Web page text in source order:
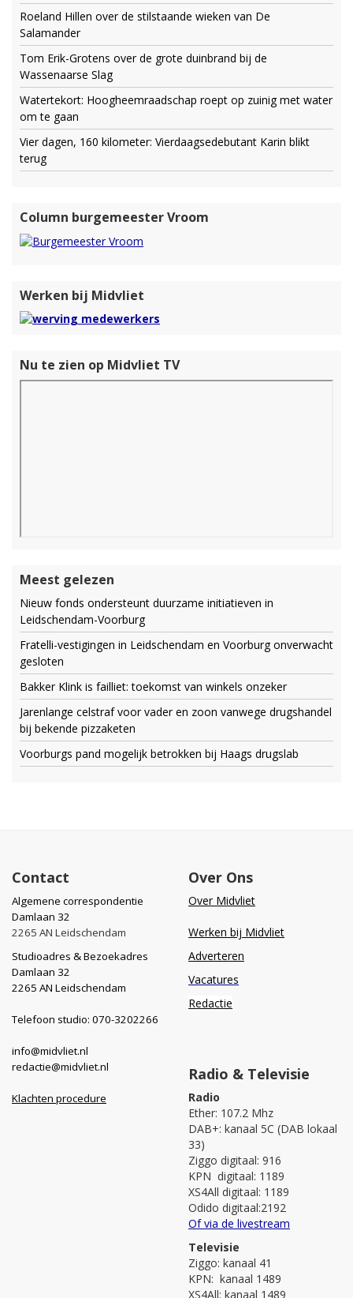
Roeland Hillen over de stilstaande wieken van De
Salamander
Tom Erik-Grotens over de grote duinbrand bij de
Wassenaarse Slag
Watertekort: Hoogheemraadschap roept op zuinig met water
om te gaan
Vier dagen, 160 kilometer: Vierdaagsedebutant Karin blikt
terug
Column burgemeester Vroom
Werken bij Midvliet
Nu te zien op Midvliet TV
Meest gelezen
Nieuw fonds ondersteunt duurzame initiatieven in
Leidschendam-Voorburg
Fratelli-vestigingen in Leidschendam en Voorburg onverwacht
gesloten
Bakker Klink is failliet: toekomst van winkels onzeker
Jarenlange celstraf voor vader en zoon vanwege drugshandel
bij bekende pizzaketen
Voorburgs pand mogelijk betrokken bij Haags drugslab
Contact
Algemene correspondentie
Damlaan 32
2265 AN Leidschendam
Studioadres & Bezoekadres
Damlaan 32
2265 AN Leidschendam
Telefoon studio: 070-3202266
info@midvliet.nl
redactie@midvliet.nl
Klachten procedure
Over Ons
Over Midvliet
Werken bij Midvliet
Adverteren
Vacatures
Redactie
Radio & Televisie
Radio
Ether: 107.2 Mhz
DAB+: kanaal 5C (DAB lokaal
33)
Ziggo digitaal: 916
KPN digitaal: 1189
XS4All digitaal: 1189
Odido digitaal:2192
Of via de livestream
Televisie
Ziggo: kanaal 41
KPN: kanaal 1489
XS4All: kanaal 1489